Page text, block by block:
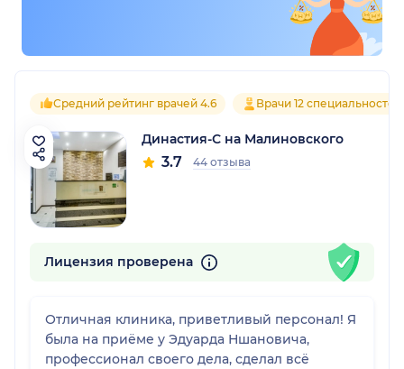
Средний рейтинг врачей 4.6 Врачи 12 специальностей
Династия-С на Малиновского
3.7 44 отзыва
Лицензия проверена
Отличная клиника, приветливый персонал! Я
была на приёме у Эдуарда Ншановича,
профессионал своего дела, сделал всё